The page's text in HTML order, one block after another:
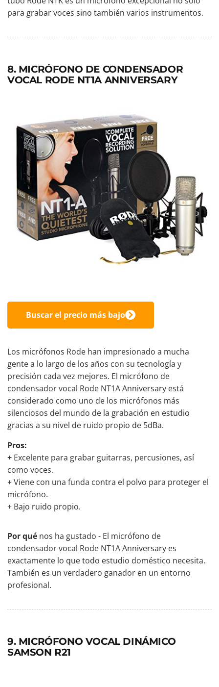
para grabar voces sino también varios instrumentos.
8. MICRÓFONO DE CONDENSADOR
VOCAL RODE NT1A ANNIVERSARY
Buscar el precio más bajo
Los micrófonos Rode han impresionado a mucha
gente a lo largo de los años con su tecnología y
precisión cada vez mejores. El micrófono de
condensador vocal Rode NT1A Anniversary está
considerado como uno de los micrófonos más
silenciosos del mundo de la grabación en estudio
gracias a su nivel de ruido propio de 5dBa.
Pros:
+ Excelente para grabar guitarras, percusiones, así
como voces.
+ Viene con una funda contra el polvo para proteger el
micrófono.
+ Bajo ruido propio.
Por qué nos ha gustado - El micrófono de
condensador vocal Rode NT1A Anniversary es
exactamente lo que todo estudio doméstico necesita.
También es un verdadero ganador en un entorno
profesional.
9. MICRÓFONO VOCAL DINÁMICO
SAMSON R21